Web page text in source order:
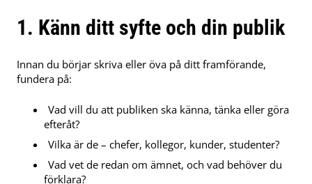
1. Känn ditt syfte och din publik
Innan du börjar skriva eller öva på ditt framförande,
fundera på:
Vad vill du att publiken ska känna, tänka eller göra
efteråt?
Vilka är de – chefer, kollegor, kunder, studenter?
Vad vet de redan om ämnet, och vad behöver du
förklara?